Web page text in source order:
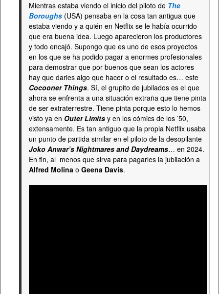
Mientras estaba viendo el inicio del piloto de The
Boroughs (USA) pensaba en la cosa tan antigua que
estaba viendo y a quién en Netflix se le había ocurrido
que era buena idea. Luego aparecieron los productores
y todo encajó. Supongo que es uno de esos proyectos
en los que se ha podido pagar a enormes profesionales
para demostrar que por buenos que sean los actores
hay que darles algo que hacer o el resultado es… este
Cocooner Things. Sí, el grupito de jubilados es el que
ahora se enfrenta a una situación extraña que tiene pinta
de ser extraterrestre. Tiene pinta porque esto lo hemos
visto ya en Outer Limits y en los cómics de los ’50,
extensamente. Es tan antiguo que la propia Netflix usaba
un punto de partida similar en el piloto de la desopilante
Joko Anwar’s Nightmares and Daydreams… en 2024.
En fin, al menos que sirva para pagarles la jubilación a
Alfred Molina o Geena Davis.